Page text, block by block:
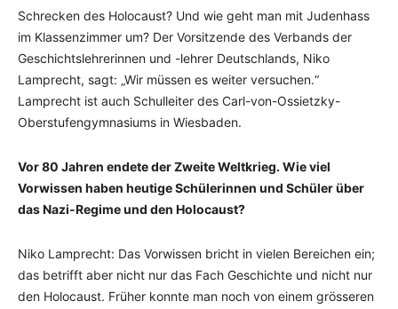
Schrecken des Holocaust? Und wie geht man mit Judenhass
im Klassenzimmer um? Der Vorsitzende des Verbands der
Geschichtslehrerinnen und -lehrer Deutschlands, Niko
Lamprecht, sagt: „Wir müssen es weiter versuchen.“
Lamprecht ist auch Schulleiter des Carl-von-Ossietzky-
Oberstufengymnasiums in Wiesbaden.
Vor 80 Jahren endete der Zweite Weltkrieg. Wie viel
Vorwissen haben heutige Schülerinnen und Schüler über
das Nazi-Regime und den Holocaust?
Niko Lamprecht: Das Vorwissen bricht in vielen Bereichen ein;
das betrifft aber nicht nur das Fach Geschichte und nicht nur
den Holocaust. Früher konnte man noch von einem grösseren